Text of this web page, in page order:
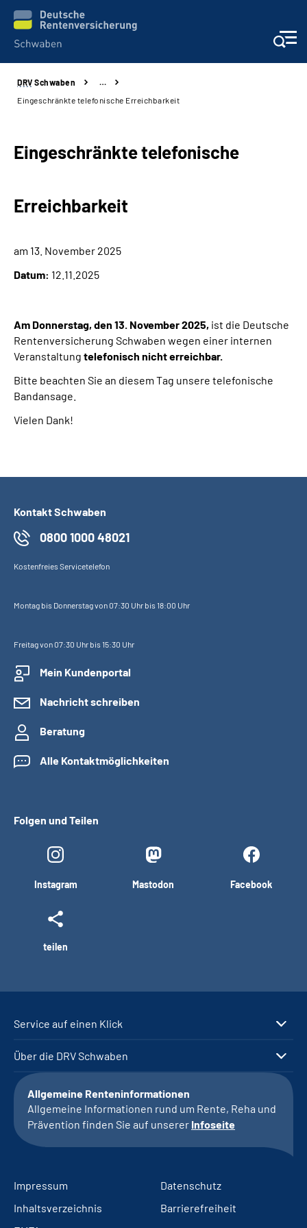
Services
Presse und Fachinformationen
Karriere
Online-Services
Leichte Sprache
Suche
DRV Schwaben
…
Eingeschränkte telefonische Erreichbarkeit
Eingeschränkte telefonische
Erreichbarkeit
am 13. November 2025
Datum: 12.11.2025
Am Donnerstag, den 13. November 2025, ist die Deutsche
Rentenversicherung Schwaben wegen einer internen
Veranstaltung telefonisch nichterreichbar.
Bitte beachten Sie an diesem Tag unsere telefonische
Bandansage.
Vielen Dank!
Kontakt Schwaben
0800 1000 48021
Kostenfreies Servicetelefon
Montag bis Donnerstag von 07:30 Uhr bis 18:00 Uhr
Freitag von 07:30 Uhr bis 15:30 Uhr
Mein Kundenportal
Nachricht schreiben
Beratung
Alle Kontaktmöglichkeiten
Folgen und Teilen
Instagram Mastodon Facebook
teilen
Service auf einen Klick
Über die DRV Schwaben
Allgemeine Renteninformationen
Allgemeine Informationen rund um Rente, Reha und
Prävention finden Sie auf unserer Infoseite
Impressum
Datenschutz
Inhaltsverzeichnis
Barrierefreiheit